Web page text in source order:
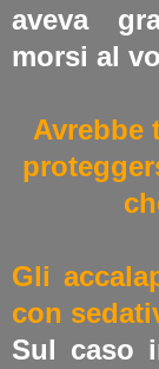
aveva
morsi al
Avrebbe
Gli
con
Sul caso